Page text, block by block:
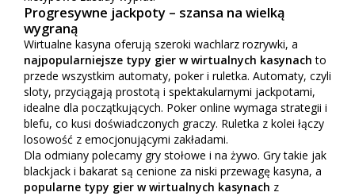
Progresywne jackpoty – szansa na wielką
wygraną
Wirtualne kasyna oferują szeroki wachlarz rozrywki, a
najpopularniejsze typy gier w wirtualnych kasynach to
przede wszystkim automaty, poker i ruletka. Automaty, czyli
sloty, przyciągają prostotą i spektakularnymi jackpotami,
idealne dla początkujących. Poker online wymaga strategii i
blefu, co kusi doświadczonych graczy. Ruletka z kolei łączy
losowość z emocjonującymi zakładami.
Dla odmiany polecamy gry stołowe i na żywo. Gry takie jak
blackjack i bakarat są cenione za niski przewagę kasyna, a
popularne typy gier w wirtualnych kasynach z